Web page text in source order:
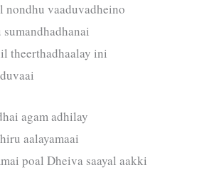
nondhu vaaduvadheino
theerthadhaalay ini
agam adhilay
aalayamaai
poal Dheiva saayal aakki